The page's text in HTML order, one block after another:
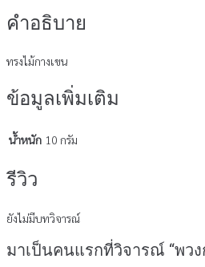
คำอธิบาย
ทรงไม้กางเขน
ข้อมูลเพิ่มเติม
น้ำหนัก 10 กรัม
รีวิว
ยังไม่มีบทวิจารณ์
มาเป็นคนแรกที่วิจารณ์ “พว